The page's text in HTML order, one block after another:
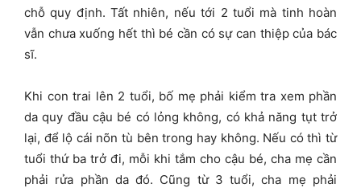
chỗ quy định. Tất nhiên, nếu tới 2 tuổi mà tinh hoàn
vẫn chưa xuống hết thì bé cần có sự can thiệp của bác
sĩ.
Khi con trai lên 2 tuổi, bố mẹ phải kiểm tra xem phần
da quy đầu cậu bé có lỏng không, có khả năng tụt trở
lại, để lộ cái nõn tù bên trong hay không. Nếu có thì từ
tuổi thứ ba trở đi, mỗi khi tắm cho cậu bé, cha mẹ cần
phải rửa phần da đó. Cũng từ 3 tuổi, cha mẹ phải